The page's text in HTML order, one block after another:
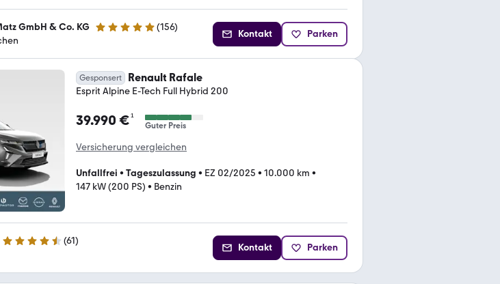
GmbH & Co. KG 4.8 Sterne (156)
Kontakt Parken
Gesponsert Renault Rafale
Esprit Alpine E-Tech Full Hybrid 200
39.990 €¹
Guter Preis
Versicherung vergleichen
Unfallfrei • Tageszulassung • EZ 02/2025 • 10.000 km •
147 kW (200 PS) • Benzin
4.4 Sterne (61)
Kontakt Parken